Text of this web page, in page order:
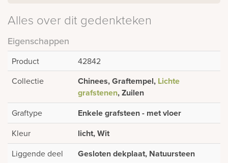
Alles over dit gedenkteken
Eigenschappen
Product
42842
Collectie
Chinees, Graftempel, Lichte
grafstenen, Zuilen
Graftype Enkele grafsteen - met vloer
Kleur licht, Wit
Liggende deel Gesloten dekplaat, Natuursteen